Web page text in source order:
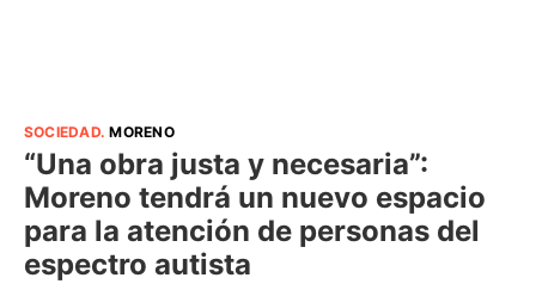
SOCIEDAD.MORENO
“Una obra justa y necesaria”:
Moreno tendrá un nuevo espacio
para la atención de personas del
espectro autista